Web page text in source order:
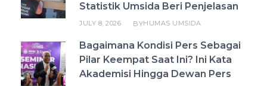
Statistik Umsida Beri Penjelasan
JULY 8, 2026 BYHUMAS UMSIDA
Bagaimana Kondisi Pers Sebagai
Pilar Keempat Saat Ini? Ini Kata
Akademisi Hingga Dewan Pers